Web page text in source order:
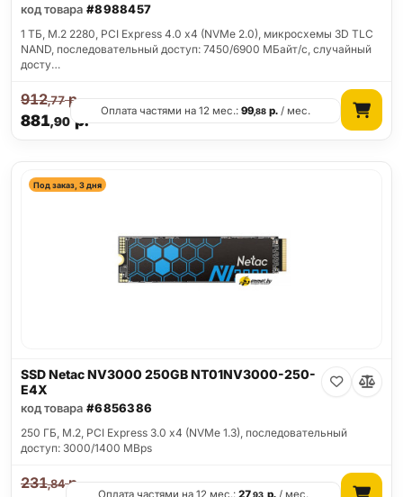
код товара #8988457
1 ТБ, M.2 2280, PCI Express 4.0 x4 (NVMe 2.0), микросхемы 3D TLC
NAND, последовательный доступ: 7450/6900 МБайт/с, случайный
досту…
881,90р.
912,77р.
Оплата частями на 12 мес.:99,88 р. / мес.
Под заказ, 3 дня
SSD Netac NV3000 250GB NT01NV3000-250-
E4X
код товара #6856386
250 ГБ, M.2, PCI Express 3.0 x4 (NVMe 1.3), последовательный
доступ: 3000/1400 MBps
231,84р.